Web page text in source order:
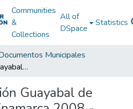
Communities
&
Collections
All of
DSpace
Statistics
Municipales
Plan de Inversión Guayabal de Síquima Cundinamarca 2008 - 2011: PI Guayabal de Síquima Cundinamarca 2008 - 2011
Guayabal de